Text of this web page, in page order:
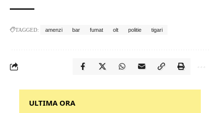
TAGGED: amenzi bar fumat olt politie tigari
‎‎‎‎‎‎‎ULTIMA ORA